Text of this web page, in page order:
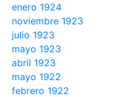
enero 1924
noviembre 1923
julio 1923
mayo 1923
abril 1923
mayo 1922
febrero 1922